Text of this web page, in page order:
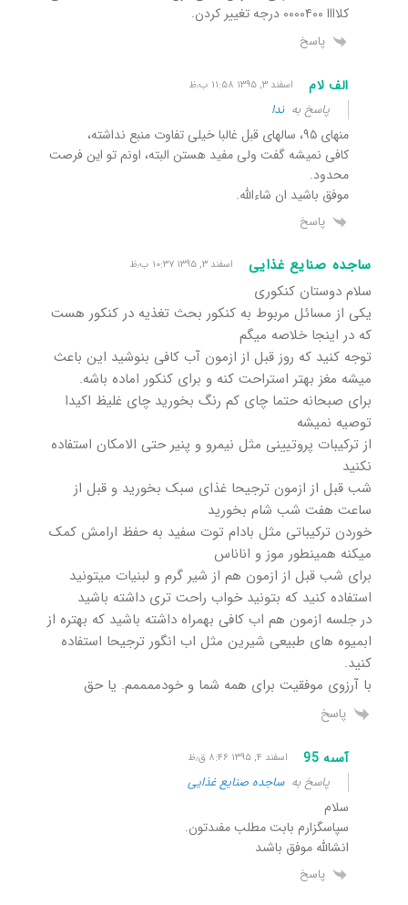
کلاااا ۰۰۰۰۴۰۰ درجه تغییر کردن.
پاسخ
الف لام اسفند ۳, ۱۳۹۵ ۱۱:۵۸ ب٫ظ
پاسخ بهندا
منهای ۹۵، سالهای قبل غالبا خیلی تفاوت منبع نداشته،
کافی نمیشه گفت ولی مفید هستن البته، اونم تو این فرصت
محدود.
موفق باشید ان شاءالله.
پاسخ
ساجده صنایع غذایی اسفند ۳, ۱۳۹۵ ۱۰:۳۷ ب٫ظ
سلام دوستان کنکوری
یکی از مسائل مربوط به کنکور بحث تغذیه در کنکور هست
که در اینجا خلاصه میگم
توجه کنید که روز قبل از ازمون آب کافی بنوشید این باعث
میشه مغز بهتر استراحت کنه و برای کنکور اماده باشه.
برای صبحانه حتما چای کم رنگ بخورید چای غلیظ اکیدا
توصیه نمیشه
از ترکیبات پروتیینی مثل نیمرو و پنیر حتی الامکان استفاده
نکنید
شب قبل از ازمون ترجیحا غذای سبک بخورید و قبل از
ساعت هفت شب شام بخورید
خوردن ترکیباتی مثل بادام توت سفید به حفظ ارامش کمک
میکنه همینطور موز و اناناس
برای شب قبل از ازمون هم از شیر گرم و لبنیات میتونید
استفاده کنید که بتونید خواب راحت تری داشته باشید
در جلسه ازمون هم اب کافی بهمراه داشته باشید که بهتره از
ابمیوه های طبیعی شیرین مثل اب انگور ترجیحا استفاده
کنید.
با آرزوی موفقیت برای همه شما و خودممممم. یا حق
پاسخ
آسىه 95 اسفند ۴, ۱۳۹۵ ۸:۴۶ ق٫ظ
پاسخ بهساجده صنایع غذایی
سلام
سپاسگزارم بابت مطلب مفىدتون.
انشالله موفق باشىد
پاسخ